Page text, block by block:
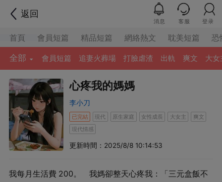
返回
消息 客服 登录
首頁 會員短篇 精品短篇 網絡熱文 耽美短篇 恐
全部 會員短篇 追妻火葬場 打臉虐渣 出軌 爽文 大女
心疼我的媽媽
李小刀
已完結 現代 原生家庭 女性成長 大女主
爽文
現代情感
更新時間：2025/8/8 10:14:53
我每月生活費 200。 我媽卻整天心疼我：「三元盒飯不